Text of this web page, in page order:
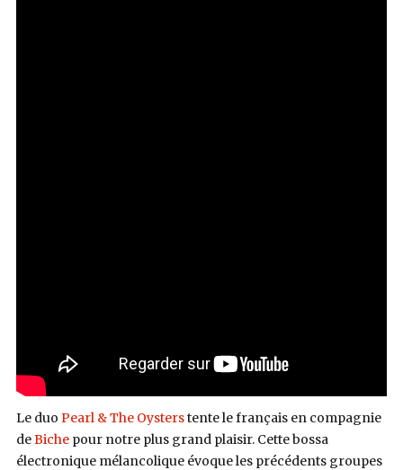
Le duo Pearl & The Oysterstente le français en compagnie
deBichepour notre plus grand plaisir. Cette bossa
électronique mélancolique évoque les précédents groupes